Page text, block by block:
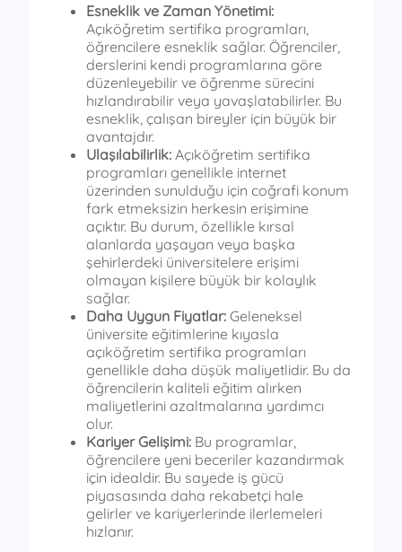
Esneklik ve Zaman Yönetimi:
Açıköğretim sertifika programları,
öğrencilere esneklik sağlar. Öğrenciler,
derslerini kendi programlarına göre
düzenleyebilir ve öğrenme sürecini
hızlandırabilir veya yavaşlatabilirler. Bu
esneklik, çalışan bireyler için büyük bir
avantajdır.
Ulaşılabilirlik: Açıköğretim sertifika
programları genellikle internet
üzerinden sunulduğu için coğrafi konum
fark etmeksizin herkesin erişimine
açıktır. Bu durum, özellikle kırsal
alanlarda yaşayan veya başka
şehirlerdeki üniversitelere erişimi
olmayan kişilere büyük bir kolaylık
sağlar.
Daha Uygun Fiyatlar: Geleneksel
üniversite eğitimlerine kıyasla
açıköğretim sertifika programları
genellikle daha düşük maliyetlidir. Bu da
öğrencilerin kaliteli eğitim alırken
maliyetlerini azaltmalarına yardımcı
olur.
Kariyer Gelişimi: Bu programlar,
öğrencilere yeni beceriler kazandırmak
için idealdir. Bu sayede iş gücü
piyasasında daha rekabetçi hale
gelirler ve kariyerlerinde ilerlemeleri
hızlanır.